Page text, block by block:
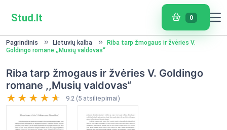
Stud.lt 0
Pagrindinis Lietuvių kalba
Riba tarp žmogaus ir žvėries V.
Goldingo romane ,,Musių valdovas“
Riba tarp žmogaus ir žvėries V. Goldingo
romane ,,Musių valdovas“
9.2 (5 atsiliepimai)